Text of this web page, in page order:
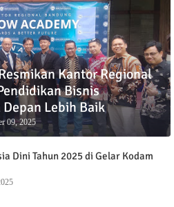
Kantor Regional
Bisnis
Lebih Baik
09, 2025
Dini Tahun 2025 di Gelar Kodam